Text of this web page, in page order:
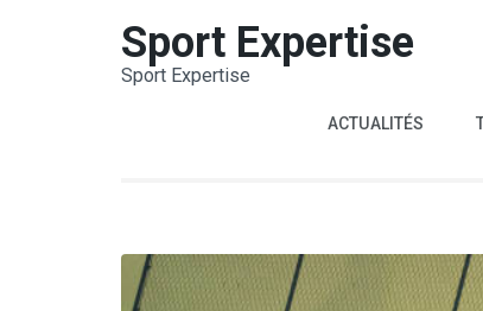
Sport Expertise
Sport Expertise
ACTUALITÉS